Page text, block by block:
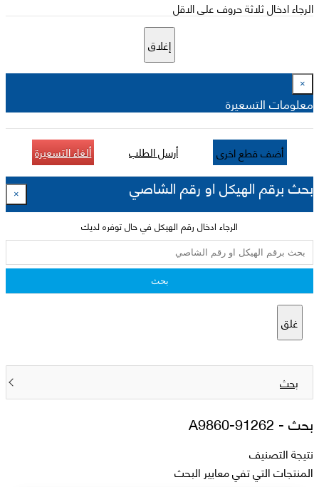
الرجاء ادخال ثلاثة حروف على الاقل
إغلاق
×
معلومات التسعيرة
أضف قطع اخرى أرسل الطلب ألغاء التسعيرة
بحث برقم الهيكل او رقم الشاصي ×
الرجاء ادخال رقم الهيكل في حال توفره لديك
بحث
غلق
بحث
بحث - 91262-A9860
نتيجة التصنيف
المنتجات التي تفي معايير البحث